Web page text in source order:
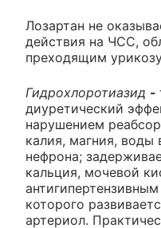
Лозартан не
действия на ЧСС,
преходящим
Гидрохлоротиазид -
диуретический
нарушением
калия, магния, воды
нефрона;
кальция, мочевой
которого
артериол.